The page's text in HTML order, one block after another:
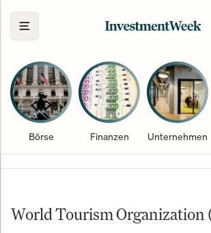
Börse Finanzen Unternehmen
World Tourism Organization